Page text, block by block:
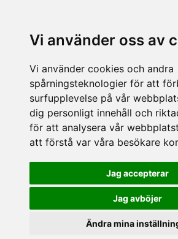
Vi använder oss av
Vi använder cookies och andra
spårningsteknologier för att
surfupplevelse på vår
dig personligt innehåll och
för att analysera vår
att förstå var våra besökare
Jag accepterar
Jag avböjer
Ändra mina